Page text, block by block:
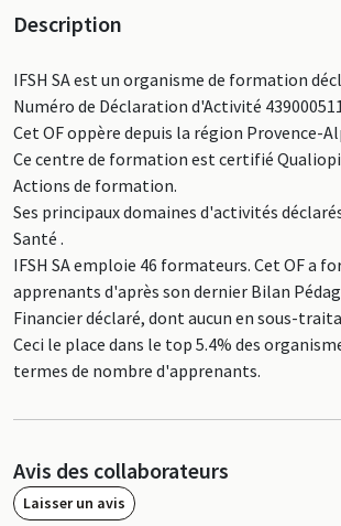
Description
IFSH SA est un organisme de formation
Numéro de Déclaration d'Activité
Cet OF oppère depuis la région Provence-
Ce centre de formation est certifié
Actions de formation.
Ses principaux domaines d'activités
Santé .
IFSH SA emploie 46 formateurs. Cet OF a
apprenants d'après son dernier Bilan
Financier déclaré, dont aucun en sous-
Ceci le place dans le top 5.4% des
termes de nombre d'apprenants.
Avis des collaborateurs
Laisser un avis